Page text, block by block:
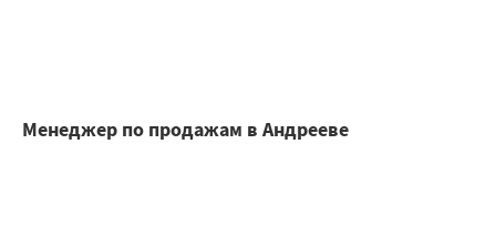
Менеджер по продажам в Андрееве